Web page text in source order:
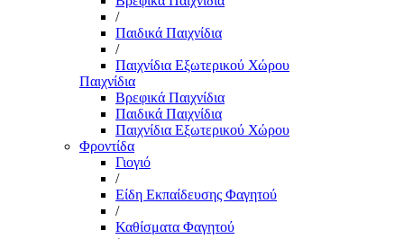
/
Παιδικά Παιχνίδια
/
Παιχνίδια Εξωτερικού Χώρου
Παιχνίδια
Βρεφικά Παιχνίδια
Παιδικά Παιχνίδια
Παιχνίδια Εξωτερικού Χώρου
Φροντίδα
Γιογιό
/
Είδη Εκπαίδευσης Φαγητού
/
Καθίσματα Φαγητού